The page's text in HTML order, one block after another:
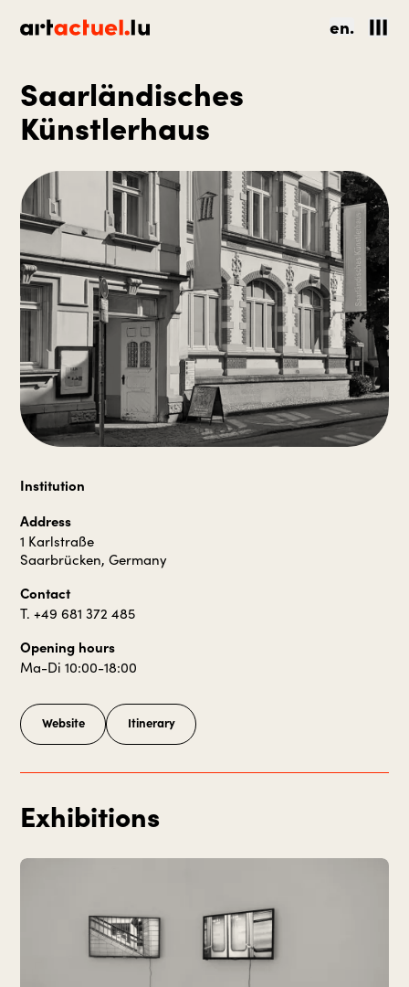
en.
Saarländisches
Künstlerhaus
Institution
Address
1 Karlstraße
Saarbrücken, Germany
Contact
T. +49 681 372 485
Opening hours
Ma-Di 10:00-18:00
Website Itinerary
Exhibitions